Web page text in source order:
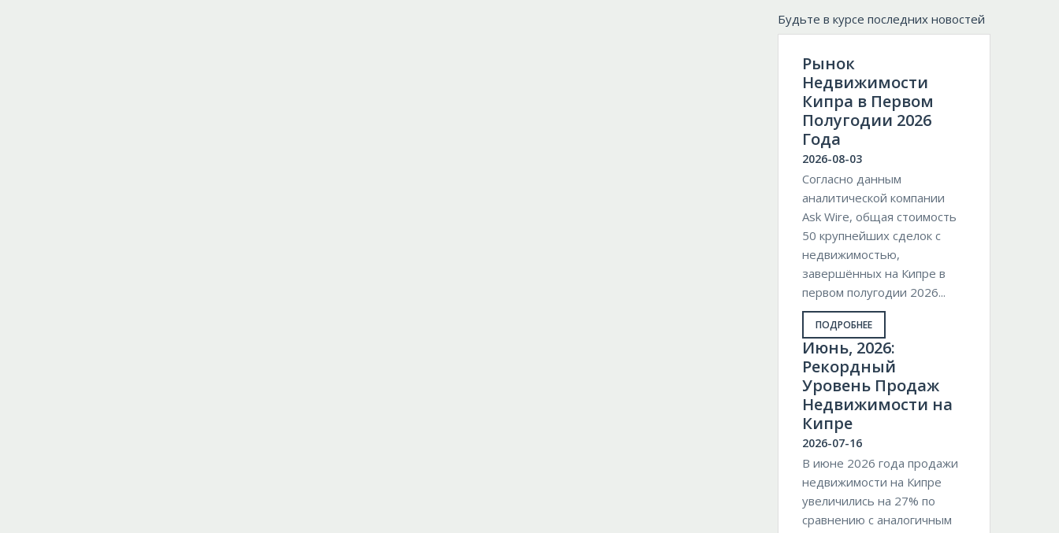
Будьте в курсе последних новостей
Рынок
Недвижимости
Кипра в Первом
Полугодии 2026
Года
2026-08-03
Согласно данным
аналитической компании
Ask Wire, общая стоимость
50 крупнейших сделок с
недвижимостью,
завершённых на Кипре в
первом полугодии 2026...
ПОДРОБНЕЕ
Июнь, 2026:
Рекордный
Уровень Продаж
Недвижимости на
Кипре
2026-07-16
В июне 2026 года продажи
недвижимости на Кипре
увеличились на 27% по
сравнению с аналогичным